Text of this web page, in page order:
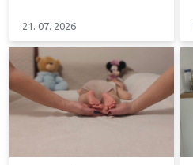
21. 07. 2026